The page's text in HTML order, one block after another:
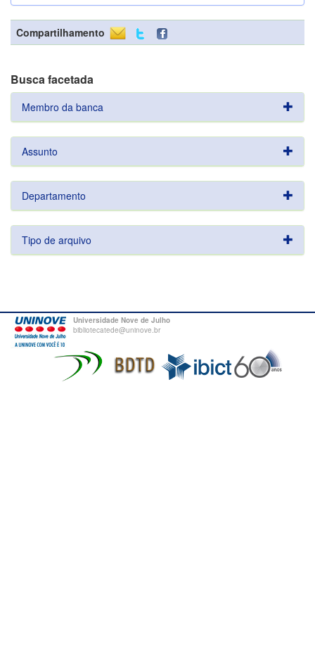
Compartilhamento
Busca facetada
Membro da banca
Assunto
Departamento
Tipo de arquivo
Universidade Nove de Julho
bibliotecatede@uninove.br